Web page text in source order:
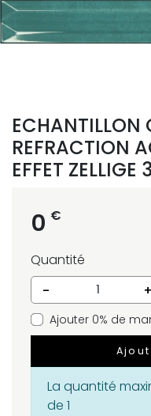
ECHANTILLON
REFRACTION
EFFET ZELLIGE
0 €
Quantité
-
+
Ajouter 0% de
La quantité
de 1